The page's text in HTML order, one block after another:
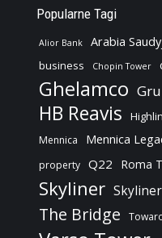
Popularne Tagi
Alior Bank Arabia
business Chopin Tower
Ghelamco
HB Reavis
Mennica
Mennica
property Q22 Roma
Skyliner
The Bridge